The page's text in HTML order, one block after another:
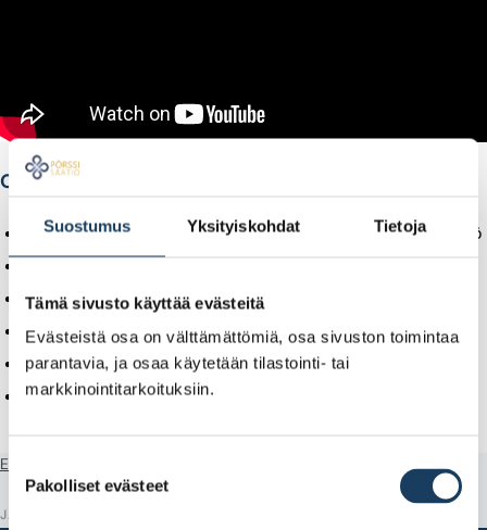
Suostumus Yksityiskohdat Tietoja
Tämä sivusto käyttää evästeitä
Evästeistä osa on välttämättömiä, osa sivuston toimintaa
parantavia, ja osaa käytetään tilastointi- tai
markkinointitarkoituksiin.
valinta
Pakolliset evästeet
Ohjelma
Alkusanat – Toimitusjohtaja Sari Lounasmeri, Pörssisäätiö
Oriola – talous- ja rahoitusjohtaja Timo Leinonen
Siili – Toimitusjohtaja Tomi Pienimäki
Betolar – Toimitusjohtaja Riku Kytömäki
Talouden näkymät – Ekonomisti Joona Widgrén, OP
Etusivu Pörssi-ilta (Netum, Oriola, Siili, Betolar)
JAA